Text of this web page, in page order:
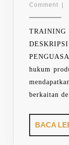
Comment
hukum
berkaitan
BACA